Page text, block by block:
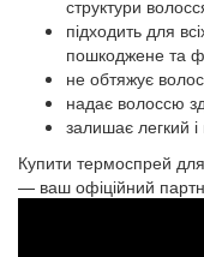
структури
підходить для
пошкоджене та
не обтяжує
надає волоссю
залишає легкий
Купити термоспрей
— ваш офіційний